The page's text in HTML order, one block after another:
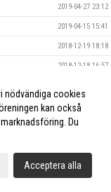
2019-04-27 23:12
2019-04-15 15:41
2018-12-19 18:18
2018-12-18 16:57
2018-12-16 16:42
2018-12-15 10:47
2018-12-13 17:00
nödvändiga cookies
kan också
Du
Acceptera alla